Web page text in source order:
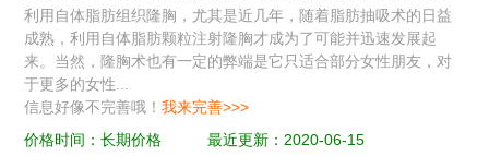
利用自体脂肪组织隆胸，尤其是近几年，随着脂肪抽吸术的日益
成熟，利用自体脂肪颗粒注射隆胸才成为了可能并迅速发展起
来。当然，隆胸术也有一定的弊端是它只适合部分女性朋友，对
于更多的女性...
信息好像不完善哦！我来完善>>>
价格时间：长期价格
最近更新：2020-06-15